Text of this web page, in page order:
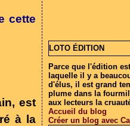
cette
est
à la
LOTO ÉDITION
Parce que l'édition
laquelle il y a
d'élus, il est grand
plume dans la
aux lecteurs la
Accueil du blog
Créer un blog avec